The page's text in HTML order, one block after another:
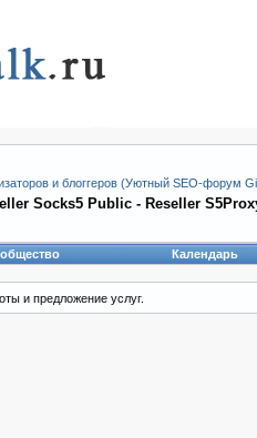
и блоггеров (Уютный SEO-форум
Socks5 Public - Reseller
Календарь
и предложение услуг.